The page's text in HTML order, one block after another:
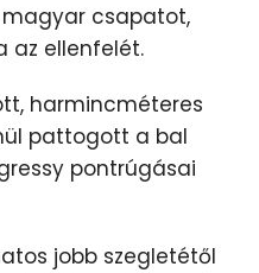
magyar csapatot,
az ellenfelét.
harmincméteres
pattogott a bal
pontrúgásai
jobb szegletétől